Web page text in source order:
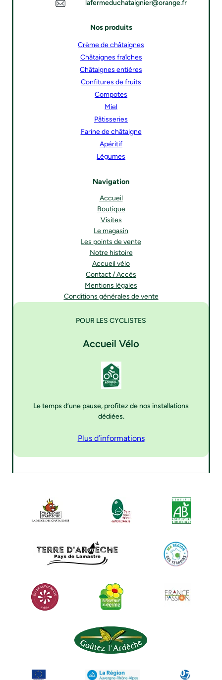
lafermeduchataignier@orange.fr
Nos produits
Crème de châtaignes
Châtaignes fraîches
Châtaignes entières
Confitures de fruits
Compotes
Miel
Pâtisseries
Farine de châtaigne
Apéritif
Légumes
Navigation
Accueil
Boutique
Visites
Le magasin
Les points de vente
Notre histoire
Accueil vélo
Contact / Accès
Mentions légales
Conditions générales de vente
POUR LES CYCLISTES
Accueil Vélo
Le temps d’une pause, profitez de nos installations
dédiées.
Plus d’informations